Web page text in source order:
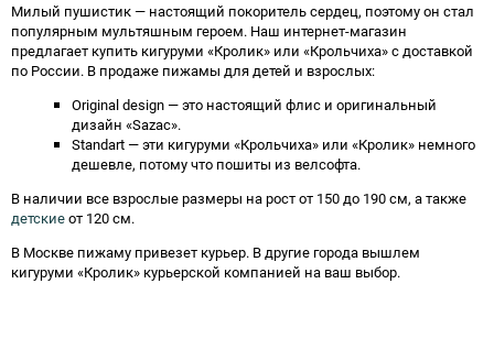
Милый пушистик — настоящий покоритель сердец, поэтому он стал
популярным мультяшным героем. Наш интернет-магазин
предлагает купить кигуруми «Кролик» или «Крольчиха» с доставкой
по России. В продаже пижамы для детей и взрослых:
Original design — это настоящий флис и оригинальный
дизайн «Sazac».
Standart — эти кигуруми «Крольчиха» или «Кролик» немного
дешевле, потому что пошиты из велсофта.
В наличии все взрослые размеры на рост от 150 до 190 см, а также
детскиеот 120 см.
В Москве пижаму привезет курьер. В другие города вышлем
кигуруми «Кролик» курьерской компанией на ваш выбор.